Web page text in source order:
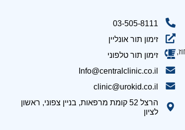
03-505-8111​
זימון תור אונליין
זימון תור טלפוני
Info@centralclinic.co.il
clinic@urokid.co.il
הרצל 52 קומת מרפאות, בניין צפוני, ראשון
לציון​